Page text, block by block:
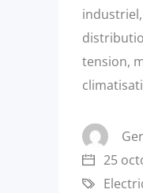
tension,
25